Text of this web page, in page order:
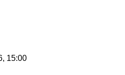
15:00